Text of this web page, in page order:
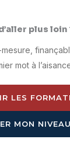
plus loin
mot à
LES
MON NIVEAU